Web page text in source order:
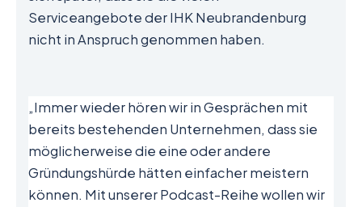
Serviceangebote der IHK Neubrandenburg
nicht in Anspruch genommen haben.
„Immer wieder hören wir in Gesprächen mit
bereits bestehenden Unternehmen, dass sie
möglicherweise die eine oder andere
Gründungshürde hätten einfacher meistern
können. Mit unserer Podcast-Reihe wollen wir